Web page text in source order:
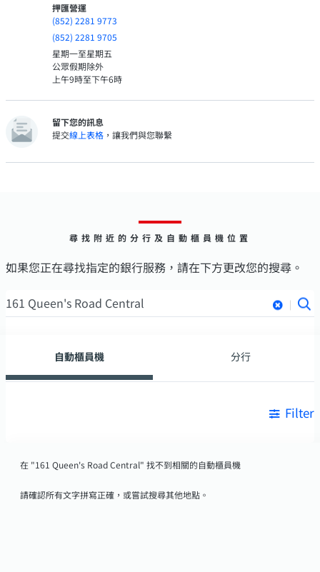
押匯營運
(852) 2281 9773
(852) 2281 9705
星期一至星期五
公眾假期除外
上午9時至下午6時
留下您的訊息
提交線上表格 ，讓我們與您聯繫
尋找附近的分行及自動櫃員機位置
如果您正在尋找指定的銀行服務，請在下方更改您的搜尋。
自動櫃員機 分行
Filter
在 "161 Queen's Road Central" 找不到相關的自動櫃員機
請確認所有文字拼寫正確，或嘗試搜尋其他地點。